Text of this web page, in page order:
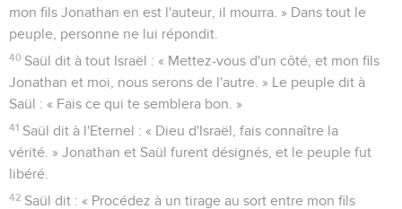
mon fils Jonathan en est l'auteur, il mourra. » Dans tout le
peuple, personne ne lui répondit.
40 Saül dit à tout Israël : « Mettez-vous d'un côté, et mon fils
Jonathan et moi, nous serons de l'autre. » Le peuple dit à
Saül : « Fais ce qui te semblera bon. »
41 Saül dit à l'Eternel : « Dieu d'Israël, fais connaître la
vérité. » Jonathan et Saül furent désignés, et le peuple fut
libéré.
42 Saül dit : « Procédez à un tirage au sort entre mon fils